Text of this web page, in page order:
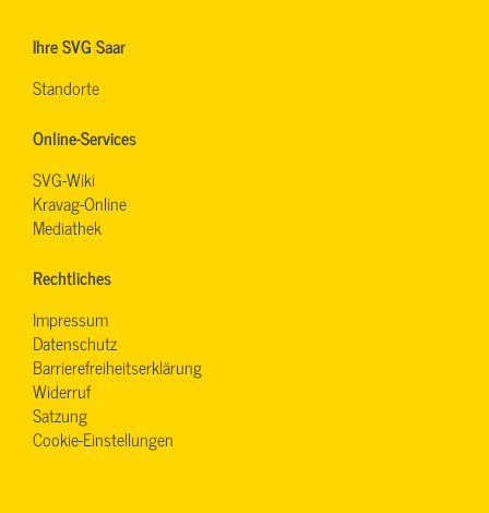
Ihre SVG Saar
Standorte
Online-Services
SVG-Wiki
Kravag-Online
Mediathek
Rechtliches
Impressum
Datenschutz
Barrierefreiheitserklärung
Widerruf
Satzung
Cookie-Einstellungen